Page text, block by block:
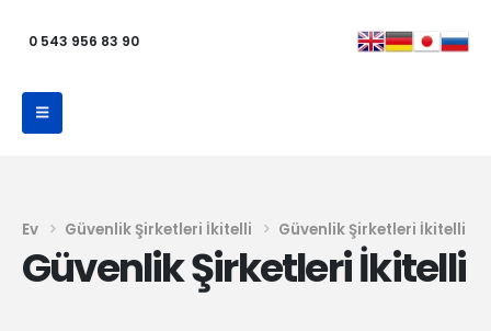
0 543 956 83 90
Ev Güvenlik Şirketleri İkitelli Güvenlik Şirketleri İkitelli
Güvenlik Şirketleri İkitelli